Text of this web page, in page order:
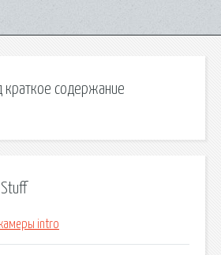
краткое содержание
intro